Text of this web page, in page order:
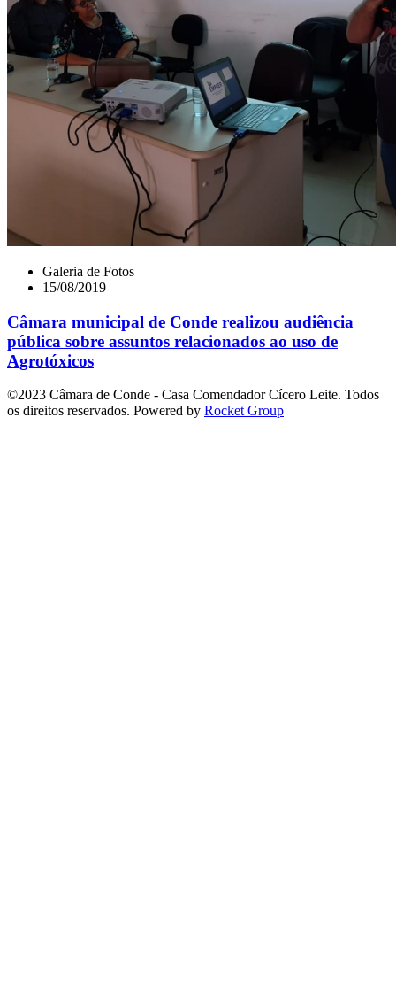
Galeria de Fotos
15/08/2019
Câmara municipal de Conde realizou audiência
pública sobre assuntos relacionados ao uso de
Agrotóxicos
©2023 Câmara de Conde - Casa Comendador Cícero Leite. Todos
os direitos reservados. Powered by Rocket Group